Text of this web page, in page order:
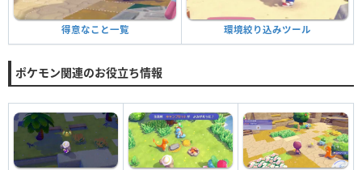
得意なこと一覧 環境絞り込みツール
ポケモン関連のお役立ち情報